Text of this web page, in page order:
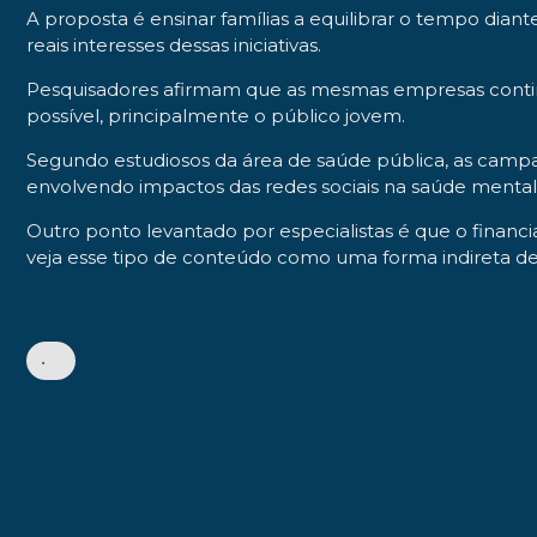
A proposta é ensinar famílias a equilibrar o tempo
reais interesses dessas iniciativas.
Pesquisadores afirmam que as mesmas empresas
possível, principalmente o público jovem.
Segundo estudiosos da área de saúde pública, as
envolvendo impactos das redes sociais na saúde
Outro ponto levantado por especialistas é que o
veja esse tipo de conteúdo como uma forma indireta
•